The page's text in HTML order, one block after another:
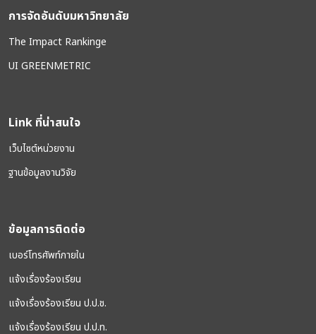
การจัดอันดับมหาวิทยาลัย
The Impact Rankinge
UI GREENMETRIC
Link ที่น่าสนใจ
เว็บไซต์หน่วยงาน
ฐานข้อมูลงานวิจัย
ข้อมูลการติดต่อ
เบอร์โทรศัพท์ภายใน
แจ้งเรื่องร้องเรียน
แจ้งเรื่องร้องเรียน ป.ป.ช.
แจ้งเรื่องร้องเรียน ป.ป.ท.